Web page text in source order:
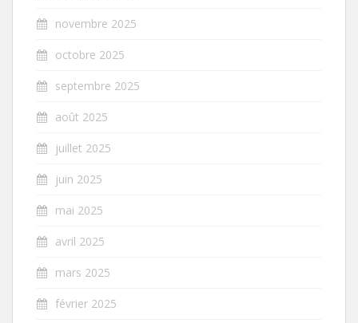
novembre 2025
octobre 2025
septembre 2025
août 2025
juillet 2025
juin 2025
mai 2025
avril 2025
mars 2025
février 2025